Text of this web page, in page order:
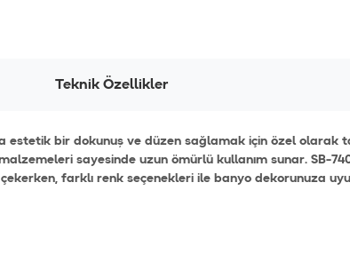
Teknik Özellikler
estetik bir dokunuş ve düzen sağlamak için özel olarak
malzemeleri sayesinde uzun ömürlü kullanım sunar.
çekerken, farklı renk seçenekleri ile banyo dekorunuza